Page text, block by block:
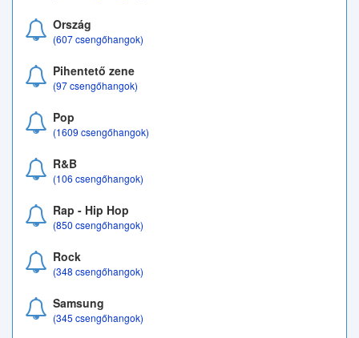
Ország
(607 csengőhangok)
Pihentető zene
(97 csengőhangok)
Pop
(1609 csengőhangok)
R&B
(106 csengőhangok)
Rap - Hip Hop
(850 csengőhangok)
Rock
(348 csengőhangok)
Samsung
(345 csengőhangok)